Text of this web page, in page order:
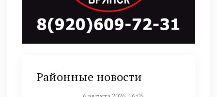
Районные новости